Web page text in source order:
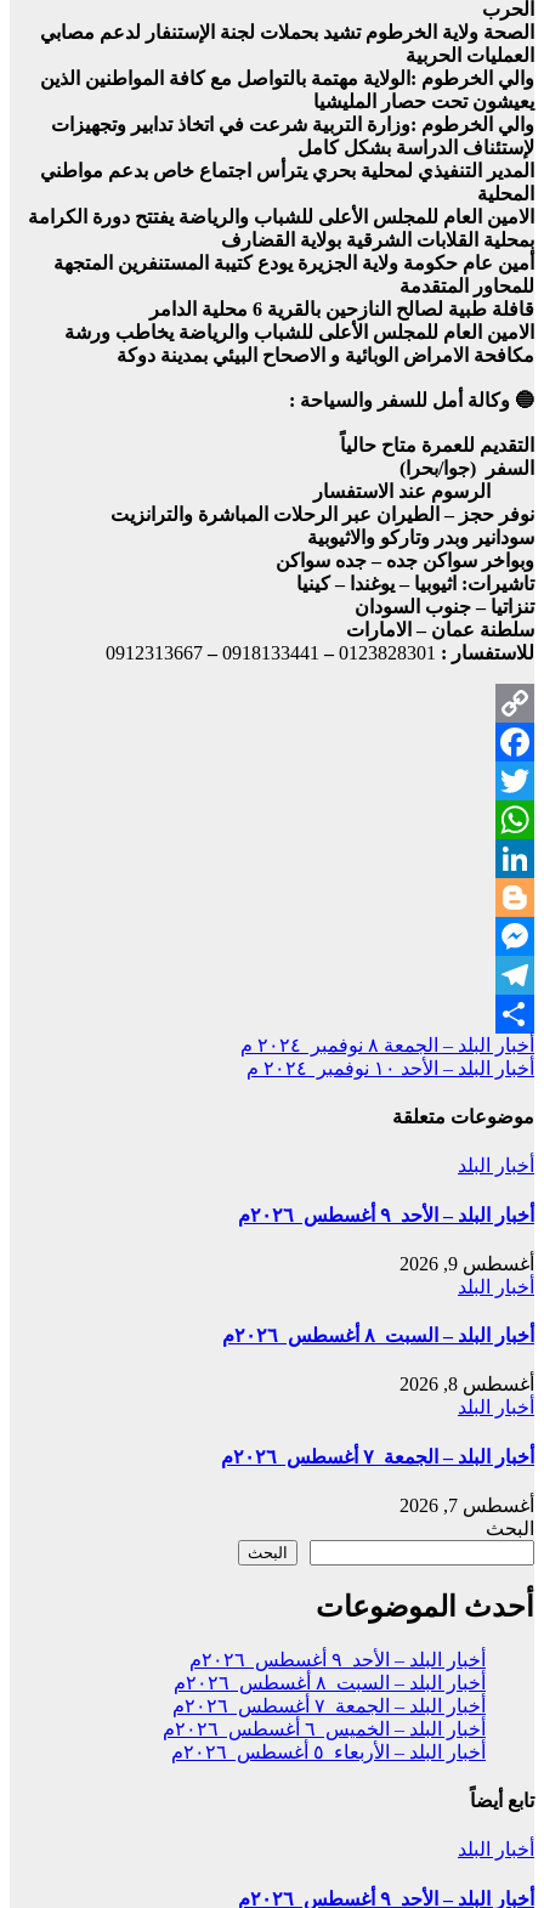
الحرب
الصحة ولاية الخرطوم تشيد بحملات لجنة الإستنفار لدعم مصابي
العمليات الحربية
والي الخرطوم :الولاية مهتمة بالتواصل مع كافة المواطنين الذين
يعيشون تحت حصار المليشيا
والي الخرطوم :وزارة التربية شرعت في اتخاذ تدابير وتجهيزات
لإستئناف الدراسة بشكل كامل
المدير التنفيذي لمحلية بحري يترأس اجتماع خاص بدعم مواطني
المحلية
الامين العام للمجلس الأعلى للشباب والرياضة يفتتح دورة الكرامة
بمحلية القلابات الشرقية بولاية القضارف
أمين عام حكومة ولاية الجزيرة يودع كتيبة المستنفرين المتجهة
للمحاور المتقدمة
قافلة طبية لصالح النازحين بالقرية 6 محلية الدامر
الامين العام للمجلس الأعلى للشباب والرياضة يخاطب ورشة
مكافحة الامراض الوبائية و الاصحاح البيئي بمدينة دوكة
🔵 وكالة أمل للسفر والسياحة :
التقديم للعمرة متاح حالياً
السفر (جوا/بحرا)
الرسوم عند الاستفسار
نوفر حجز – الطيران عبر الرحلات المباشرة والترانزيت
سودانير وبدر وتاركو والاثيوبية
وبواخر سواكن جده – جده سواكن
تاشيرات: اثيوبيا – يوغندا – كينيا
تنزاتيا – جنوب السودان
سلطنة عمان – الامارات
للاستفسار : 0123828301
–
0918133441
–
0912313667
Copy
Link
Facebook
Twitter
WhatsApp
LinkedIn
Blogger
Messenger
Telegram
Share
تصفّح
المقالات
أخبار البلد – الجمعة ٨ نوفمبر ٢٠٢٤ م
أخبار البلد – الأحد ١٠ نوفمبر ٢٠٢٤ م
موضوعات متعلقة
أخبار البلد
أخبار البلد – الأحد ٩ أغسطس ٢٠٢٦م
أغسطس 9, 2026
أخبار البلد
أخبار البلد – السبت ٨ أغسطس ٢٠٢٦م
أغسطس 8, 2026
أخبار البلد
أخبار البلد – الجمعة ٧ أغسطس ٢٠٢٦م
أغسطس 7, 2026
البحث
البحث
أحدث الموضوعات
أخبار البلد – الأحد ٩ أغسطس ٢٠٢٦م
أخبار البلد – السبت ٨ أغسطس ٢٠٢٦م
أخبار البلد – الجمعة ٧ أغسطس ٢٠٢٦م
أخبار البلد – الخميس ٦ أغسطس ٢٠٢٦م
أخبار البلد – الأربعاء ٥ أغسطس ٢٠٢٦م
تابع أيضاً
أخبار البلد
أخبار البلد – الأحد ٩ أغسطس ٢٠٢٦م